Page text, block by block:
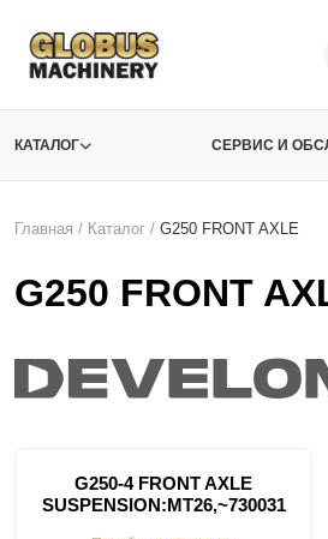
КАТАЛОГ СЕРВИС И
Главная / Каталог / G250 FRONT AXLE
G250 FRONT
G250-4 FRONT AXLE
SUSPENSION:MT26,~730031